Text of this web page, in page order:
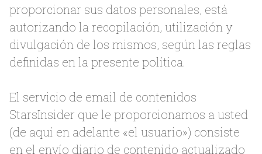
proporcionar sus datos personales, está
autorizando la recopilación, utilización y
divulgación de los mismos, según las reglas
definidas en la presente política.
El servicio de email de contenidos
StarsInsider que le proporcionamos a usted
(de aquí en adelante «el usuario») consiste
en el envío diario de contenido actualizado